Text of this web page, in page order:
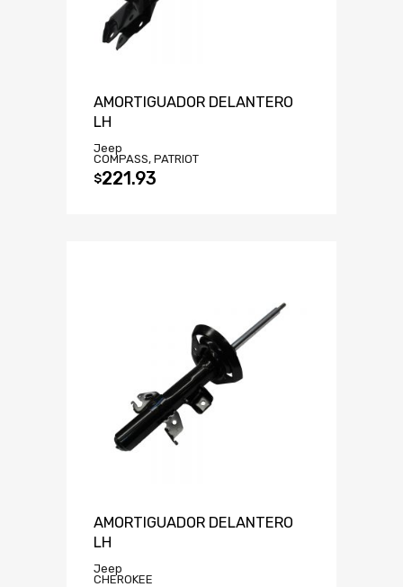
AMORTIGUADOR DELANTERO
LH
Jeep
COMPASS, PATRIOT
$221.93
AMORTIGUADOR DELANTERO
LH
Jeep
CHEROKEE